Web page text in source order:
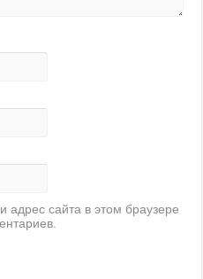
сайта в этом браузере